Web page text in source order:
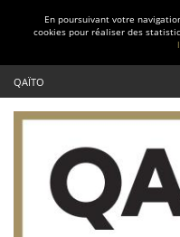
En poursuivant votre
cookies pour réaliser des
QAÏTO